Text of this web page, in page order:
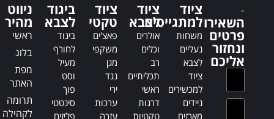
t
i
v
t
i
השאירו
פרטים
ונחזור
אליכם
ציוד
למתגייסים
משחות
נעליים
לצבא
ציוד
למכשירים
ניידים
מארזים
ציוד
לצבא
אולרים
וכלים
רב
תכליתיים
ראשי
דרגות
טקטיות
ציוד
טקטי
פאצ'ים
משקפי
מגן
נגד
ירי
ערכות
עזרה
ביגוד
לצבא
ביגוד
לחורף
מעיל
וסט
פוך
סינטטי
פליזים
ניווט
מהיר
ראשי
בלוג
מפת
האתר
תרומה
לקהילה